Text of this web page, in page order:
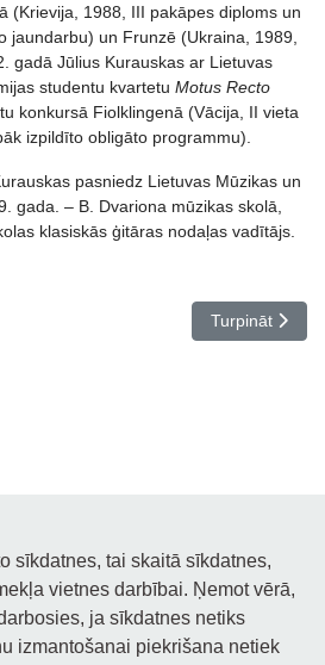
(Krievija, 1988, III pakāpes diploms un
jaundarbu) un Frunzē (Ukraina, 1989,
gadā Jūlius Kurauskas ar Lietuvas
studentu kvartetu Motus Recto
konkursā Fiolklingenā (Vācija, II vieta
izpildīto obligāto programmu).
pasniedz Lietuvas Mūzikas un
gada. – B. Dvariona mūzikas skolā,
klasiskās ģitāras nodaļas vadītājs.
profesionālās pilnveides kursi
Nākamais
Turpināt
sīkdatnes, tai skaitā sīkdatnes,
vietnes darbībai. Ņemot vērā,
ja sīkdatnes netiks
izmantošanai piekrišana netiek